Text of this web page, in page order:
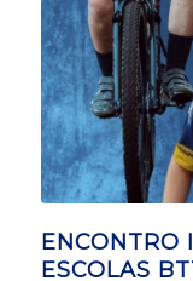
ENCONTRO
ESCOLAS